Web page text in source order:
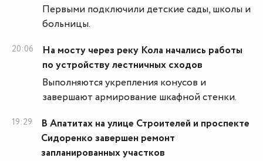
Первыми подключили детские сады, школы и
больницы.
20:06
На мосту через реку Кола начались работы
по устройству лестничных сходов
Выполняются укрепления конусов и
завершают армирование шкафной стенки.
19:29
В Апатитах на улице Строителей и проспекте
Сидоренко завершен ремонт
запланированных участков